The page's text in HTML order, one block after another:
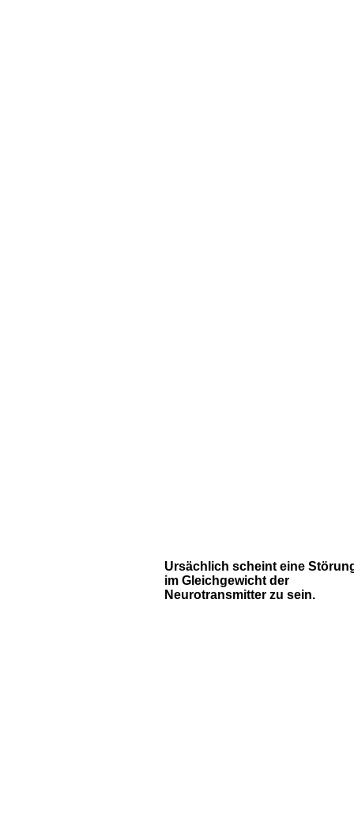
Ursächlich scheint eine
im Gleichgewicht der
Neurotransmitter zu sein.